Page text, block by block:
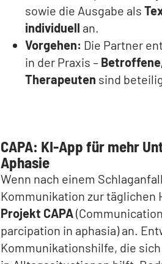
sowie die Ausgabe als
individuell an.
Vorgehen: Die Partner
in der Praxis –
Therapeuten sind
CAPA: KI-App für mehr
Aphasie
Wenn nach einem
Kommunikation zur täglichen
Projekt CAPA
parcipation in aphasia) an.
Kommunikationshilfe, die